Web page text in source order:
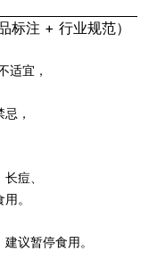
标注 + 行业规范）
适宜，
忌，
痘、
。
议暂停食用。